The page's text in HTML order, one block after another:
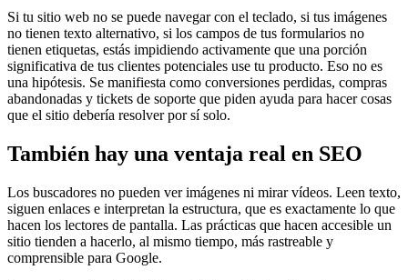
Si tu sitio web no se puede navegar con el teclado, si tus imágenes
no tienen texto alternativo, si los campos de tus formularios no
tienen etiquetas, estás impidiendo activamente que una porción
significativa de tus clientes potenciales use tu producto. Eso no es
una hipótesis. Se manifiesta como conversiones perdidas, compras
abandonadas y tickets de soporte que piden ayuda para hacer cosas
que el sitio debería resolver por sí solo.
También hay una ventaja real en SEO
Los buscadores no pueden ver imágenes ni mirar vídeos. Leen texto,
siguen enlaces e interpretan la estructura, que es exactamente lo que
hacen los lectores de pantalla. Las prácticas que hacen accesible un
sitio tienden a hacerlo, al mismo tiempo, más rastreable y
comprensible para Google.